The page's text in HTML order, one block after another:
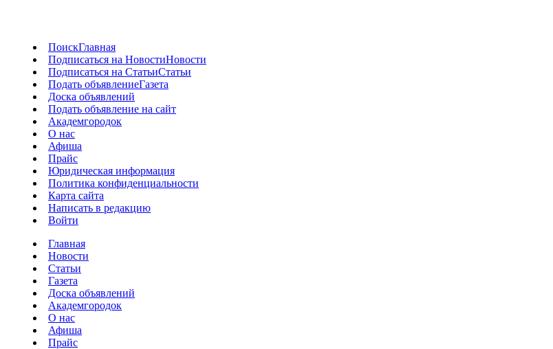
ПоискГлавная
Подписаться на НовостиНовости
Подписаться на СтатьиСтатьи
Подать объявлениеГазета
Доска объявлений
Подать объявление на сайт
Академгородок
О нас
Афиша
Прайс
Юридическая информация
Политика конфиденциальности
Карта сайта
Написать в редакцию
Войти
Главная
Новости
Статьи
Газета
Доска объявлений
Академгородок
О нас
Афиша
Прайс